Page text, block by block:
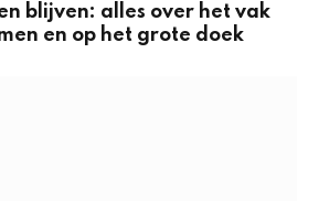
blijven: alles over het vak
en op het grote doek